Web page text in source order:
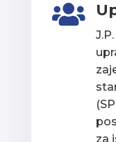

za